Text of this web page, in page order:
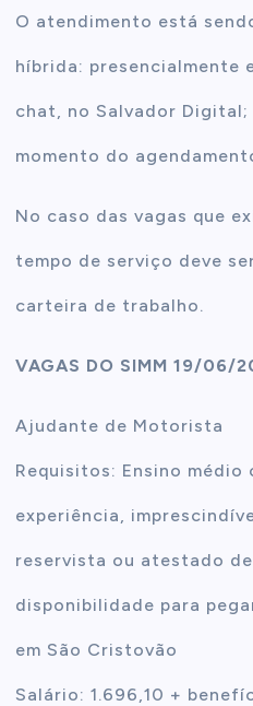
O atendimento está
híbrida: presencialmente
chat, no Salvador Digital;
momento do
No caso das vagas que
tempo de serviço deve
carteira de trabalho.
VAGAS DO SIMM 19/06/
Ajudante de Motorista
Requisitos: Ensino médio
experiência,
reservista ou atestado
disponibilidade para
em São Cristovão
Salário: 1.696,10 +